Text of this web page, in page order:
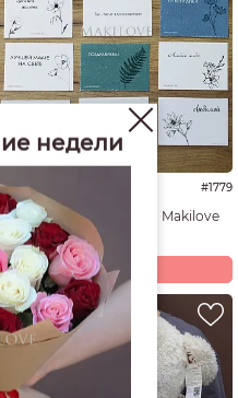
4.8 #1779
Фирменная открытка Makilove
50
Купить
недели